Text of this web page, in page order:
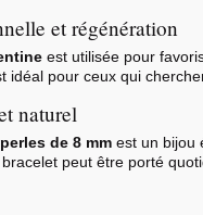
et régénération
est utilisée pour
idéal pour ceux qui
naturel
de 8 mm est un bijou
peut être porté